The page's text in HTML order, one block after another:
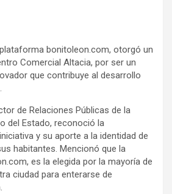
bonitoleon.com, otorgó un
Comercial Altacia, por ser un
que contribuye al desarrollo
de Relaciones Públicas de la
del Estado, reconoció la
y su aporte a la identidad de
habitantes. Mencionó que la
es la elegida por la mayoría de
ciudad para enterarse de